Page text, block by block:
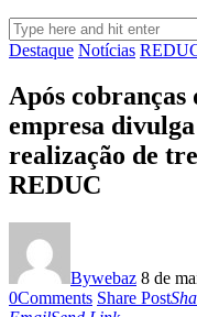
Destaque Notícias
Após
empresa
realização de
REDUC
Bywebaz 8 de
0Comments Share Post